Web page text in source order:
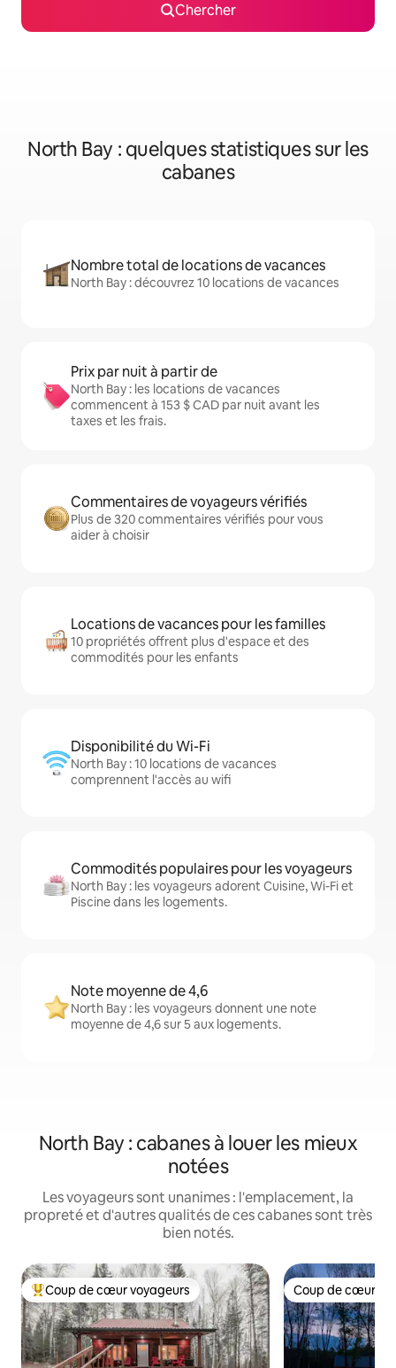
Chercher
North Bay : quelques statistiques sur les
cabanes
Nombre total de locations de vacances
North Bay : découvrez 10 locations de vacances
Prix par nuit à partir de
North Bay : les locations de vacances
commencent à 153 $ CAD par nuit avant les
taxes et les frais.
Commentaires de voyageurs vérifiés
Plus de 320 commentaires vérifiés pour vous
aider à choisir
Locations de vacances pour les familles
10 propriétés offrent plus d'espace et des
commodités pour les enfants
Disponibilité du Wi-Fi
North Bay : 10 locations de vacances
comprennent l'accès au wifi
Commodités populaires pour les voyageurs
North Bay : les voyageurs adorent Cuisine, Wi-Fi et
Piscine dans les logements.
Note moyenne de 4,6
North Bay : les voyageurs donnent une note
moyenne de 4,6 sur 5 aux logements.
North Bay : cabanes à louer les mieux
notées
Les voyageurs sont unanimes : l'emplacement, la
propreté et d'autres qualités de ces cabanes sont très
bien notés.
Coup de cœur voyageurs parmi les plus aimés
Coup de cœur voyageurs Coup de cœur
Coup de cœur